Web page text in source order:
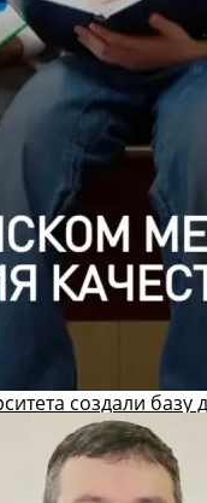
создали